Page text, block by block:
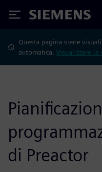
Siemens
Questa pagina viene
automatica.Visualizzare la
di Preactor